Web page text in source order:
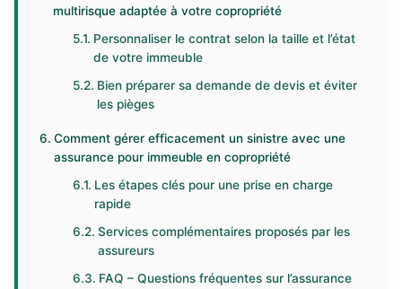
multirisque adaptée à votre copropriété
Personnaliser le contrat selon la taille et l’état
de votre immeuble
Bien préparer sa demande de devis et éviter
les pièges
Comment gérer efficacement un sinistre avec une
assurance pour immeuble en copropriété
Les étapes clés pour une prise en charge
rapide
Services complémentaires proposés par les
assureurs
FAQ – Questions fréquentes sur l’assurance